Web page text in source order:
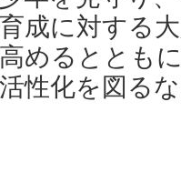
成に対する
めるととも
性化を図る